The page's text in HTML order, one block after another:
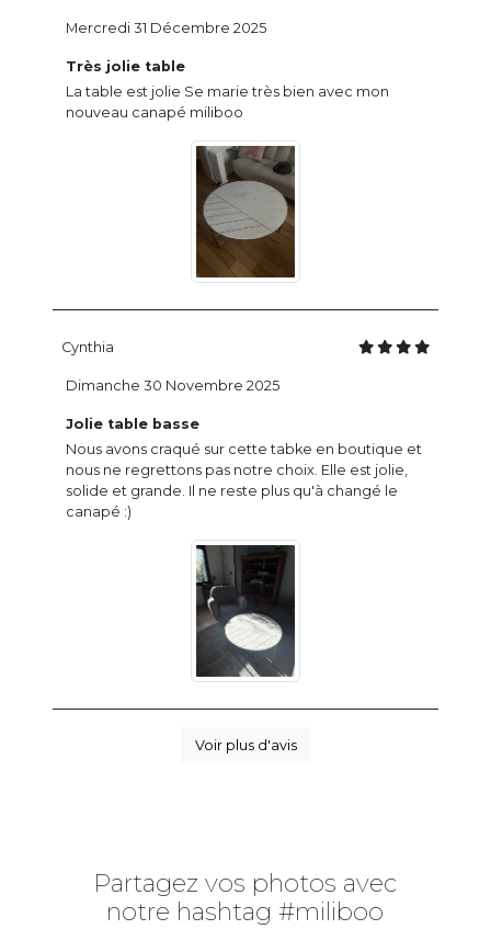
Très jolie table
La table est jolie Se marie très bien avec mon
nouveau canapé miliboo
Mercredi 31 Décembre 2025
Cynthia
Jolie table basse
Nous avons craqué sur cette tabke en boutique et
nous ne regrettons pas notre choix. Elle est jolie,
solide et grande. Il ne reste plus qu'à changé le
canapé :)
Dimanche 30 Novembre 2025
Voir plus d'avis
Partagez vos photos avec
notre hashtag #miliboo